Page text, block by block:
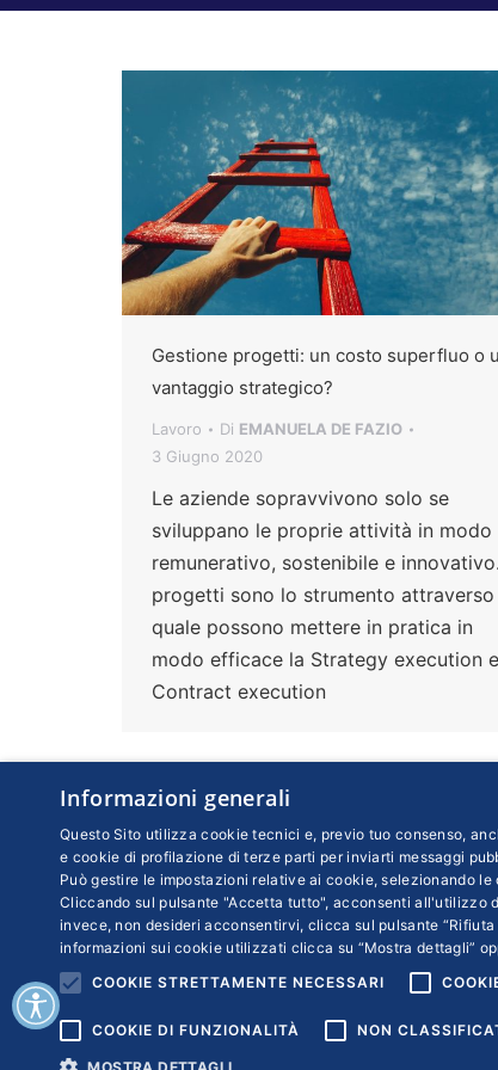
Gestione progetti: un costo superfluo o
vantaggio strategico?
Lavoro Di EMANUELA DE FAZIO
3 Giugno 2020
Le aziende sopravvivono solo se
sviluppano le proprie attività in modo
remunerativo, sostenibile e
progetti sono lo strumento attraverso
quale possono mettere in pratica in
modo efficace la Strategy execution
Contract execution
Informazioni generali
Questo Sito utilizza cookie tecnici e, previo tuo consenso,
e cookie di profilazione di terze parti per inviarti messaggi
Può gestire le impostazioni relative ai cookie, selezionando
Cliccando sul pulsante "Accetta tutto", acconsenti all'utilizzo
invece, non desideri acconsentirvi, clicca sul pulsante
informazioni sui cookie utilizzati clicca su “Mostra dettagli”
COOKIE STRETTAMENTE NECESSARI
COOKIE DI FUNZIONALITÀ NON